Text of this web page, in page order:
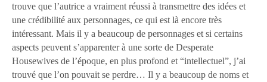
trouve que l’autrice a vraiment réussi à transmettre des idées et
une crédibilité aux personnages, ce qui est là encore très
intéressant. Mais il y a beaucoup de personnages et si certains
aspects peuvent s’apparenter à une sorte de Desperate
Housewives de l’époque, en plus profond et “intellectuel”, j’ai
trouvé que l’on pouvait se perdre… Il y a beaucoup de noms et